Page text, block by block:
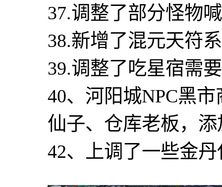
37.调整了部分怪物
38.新增了混元天符
39.调整了吃星宿需
40、河阳城NPC黑
仙子、仓库老板，
42、上调了一些金